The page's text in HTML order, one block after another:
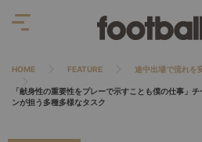
HOME FEATURE 途中出場で流れを
「献身性の重要性をプレーで示すことも僕の仕事」
ンが担う多種多様なタスク